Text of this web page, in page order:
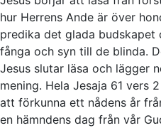
hur Herrens Ande är över
predika det glada
fånga och syn till de blinda.
Jesus slutar läsa och lägger
mening. Hela Jesaja 61 vers
att förkunna ett nådens år
en hämndens dag från vår